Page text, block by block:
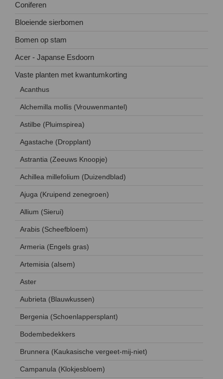
Coniferen
Bloeiende sierbomen
Bomen op stam
Acer - Japanse Esdoorn
Vaste planten met kwantumkorting
Acanthus
Alchemilla mollis (Vrouwenmantel)
Astilbe (Pluimspirea)
Agastache (Dropplant)
Astrantia (Zeeuws Knoopje)
Achillea millefolium (Duizendblad)
Ajuga (Kruipend zenegroen)
Allium (Sierui)
Arabis (Scheefbloem)
Armeria (Engels gras)
Artemisia (alsem)
Aster
Aubrieta (Blauwkussen)
Bergenia (Schoenlappersplant)
Bodembedekkers
Brunnera (Kaukasische vergeet-mij-niet)
Campanula (Klokjesbloem)